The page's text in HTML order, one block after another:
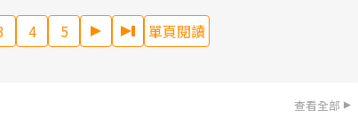
4 5 單頁閱讀
查看全部